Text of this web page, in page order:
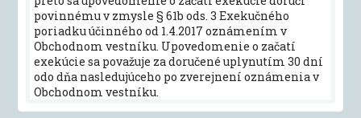
povinnému v zmysle § 61b ods. 3 Exekučného
poriadku účinného od 1.4.2017 oznámením v
Obchodnom vestníku. Upovedomenie o začatí
exekúcie sa považuje za doručené uplynutím 30 dní
odo dňa nasledujúceho po zverejnení oznámenia v
Obchodnom vestníku.